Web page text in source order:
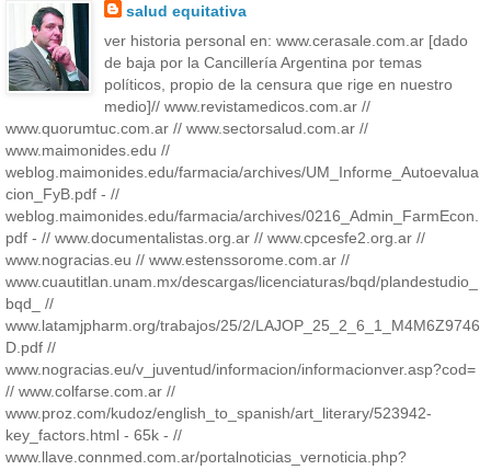
salud equitativa
ver historia personal en: www.cerasale.com.ar [dado
de baja por la Cancillería Argentina por temas
políticos, propio de la censura que rige en nuestro
medio]// www.revistamedicos.com.ar //
www.quorumtuc.com.ar // www.sectorsalud.com.ar //
www.maimonides.edu //
weblog.maimonides.edu/farmacia/archives/UM_Informe_Autoevalua
cion_FyB.pdf - //
weblog.maimonides.edu/farmacia/archives/0216_Admin_FarmEcon.
pdf - // www.documentalistas.org.ar // www.cpcesfe2.org.ar //
www.nogracias.eu // www.estenssorome.com.ar //
www.cuautitlan.unam.mx/descargas/licenciaturas/bqd/plandestudio_
bqd_ //
www.latamjpharm.org/trabajos/25/2/LAJOP_25_2_6_1_M4M6Z9746
D.pdf //
www.nogracias.eu/v_juventud/informacion/informacionver.asp?cod=
// www.colfarse.com.ar //
www.proz.com/kudoz/english_to_spanish/art_literary/523942-
key_factors.html - 65k - //
www.llave.connmed.com.ar/portalnoticias_vernoticia.php?